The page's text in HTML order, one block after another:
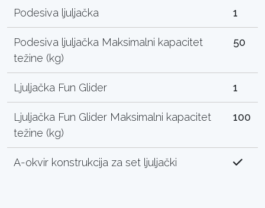
Podesiva ljuljačka 1
Podesiva ljuljačka Maksimalni kapacitet
težine (kg)
50
Ljuljačka Fun Glider 1
Ljuljačka Fun Glider Maksimalni kapacitet
težine (kg)
100
A-okvir konstrukcija za set ljuljački